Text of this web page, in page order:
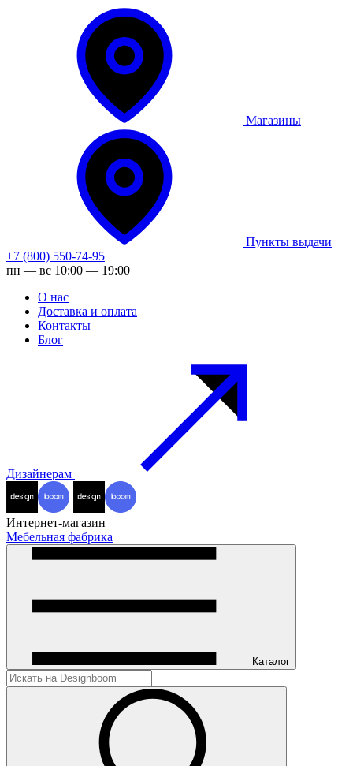
Магазины
Пункты выдачи
+7 (800) 550-74-95
пн — вс 10:00 — 19:00
О нас
Доставка и оплата
Контакты
Блог
Дизайнерам
Интернет-магазин
Мебельная фабрика
Каталог